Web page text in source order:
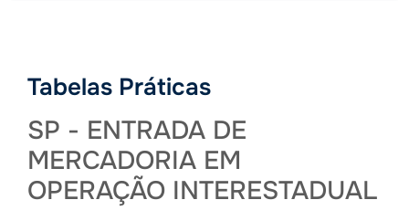
Tabelas Práticas
SP - ENTRADA DE
MERCADORIA EM
OPERAÇÃO INTERESTADUAL